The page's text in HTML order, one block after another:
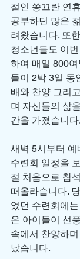
절인 쏭끄란 연
공부하던 많은
려왔습니다. 또
청소년들도 이
하여 매일 800
들이 2박 3일 동
배와 찬양 그리
며 자신들의 삶
간을 가졌습니다.
새벽 5시부터 예
수련회 일정을
절 처음으로 참
떠올라습니다.
었던 수련회에
은 아이들이 선
속에서 찬양하
났습니다.